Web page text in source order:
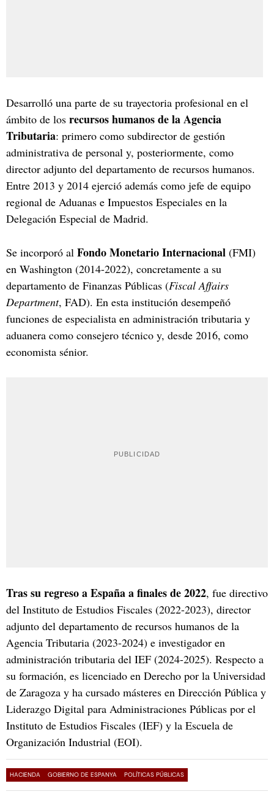
Desarrolló una parte de su trayectoria profesional en el
ámbito de los recursos humanos de la Agencia
Tributaria: primero como subdirector de gestión
administrativa de personal y, posteriormente, como
director adjunto del departamento de recursos humanos.
Entre 2013 y 2014 ejerció además como jefe de equipo
regional de Aduanas e Impuestos Especiales en la
Delegación Especial de Madrid.
Se incorporó al Fondo Monetario Internacional (FMI)
en Washington (2014-2022), concretamente a su
departamento de Finanzas Públicas (Fiscal Affairs
Department, FAD). En esta institución desempeñó
funciones de especialista en administración tributaria y
aduanera como consejero técnico y, desde 2016, como
economista sénior.
Tras su regreso a España a finales de 2022, fue directivo
del Instituto de Estudios Fiscales (2022-2023), director
adjunto del departamento de recursos humanos de la
Agencia Tributaria (2023-2024) e investigador en
administración tributaria del IEF (2024-2025). Respecto a
su formación, es licenciado en Derecho por la Universidad
de Zaragoza y ha cursado másteres en Dirección Pública y
Liderazgo Digital para Administraciones Públicas por el
Instituto de Estudios Fiscales (IEF) y la Escuela de
Organización Industrial (EOI).
HACIENDA GOBIERNO DE ESPANYA POLÍTICAS PÚBLICAS